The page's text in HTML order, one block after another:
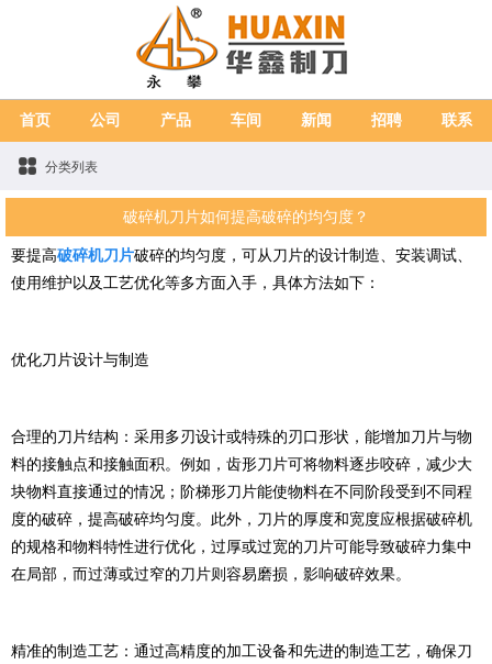
首页 公司 产品 车间 新闻 招聘 联系
分类列表
破碎机刀片如何提高破碎的均匀度？
要提高破碎机刀片破碎的均匀度，可从刀片的设计制造、安装调试、
使用维护以及工艺优化等多方面入手，具体方法如下：
优化刀片设计与制造
合理的刀片结构：采用多刃设计或特殊的刃口形状，能增加刀片与物
料的接触点和接触面积。例如，齿形刀片可将物料逐步咬碎，减少大
块物料直接通过的情况；阶梯形刀片能使物料在不同阶段受到不同程
度的破碎，提高破碎均匀度。此外，刀片的厚度和宽度应根据破碎机
的规格和物料特性进行优化，过厚或过宽的刀片可能导致破碎力集中
在局部，而过薄或过窄的刀片则容易磨损，影响破碎效果。
精准的制造工艺：通过高精度的加工设备和先进的制造工艺，确保刀